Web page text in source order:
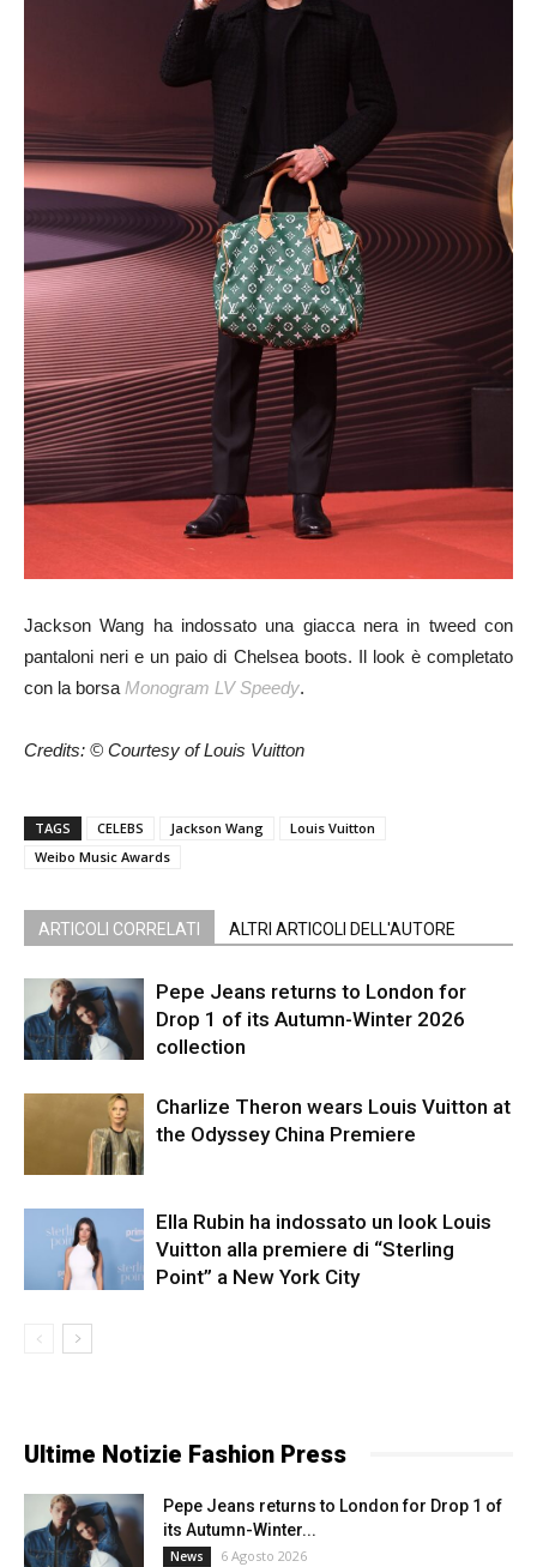
Jackson Wang ha indossato una giacca nera in tweed con
pantaloni neri e un paio di Chelsea boots. Il look è completato
con la borsa Monogram LV Speedy.
Credits: © Courtesy of Louis Vuitton
TAGS CELEBS Jackson Wang
Louis Vuitton
Weibo Music Awards
ARTICOLI CORRELATI ALTRI ARTICOLI DELL'AUTORE
Pepe Jeans returns to London for
Drop 1 of its Autumn-Winter 2026
collection
Charlize Theron wears Louis Vuitton at
the Odyssey China Premiere
Ella Rubin ha indossato un look Louis
Vuitton alla premiere di “Sterling
Point” a New York City
Ultime Notizie Fashion Press
Pepe Jeans returns to London for Drop 1 of
its Autumn-Winter...
News 6 Agosto 2026